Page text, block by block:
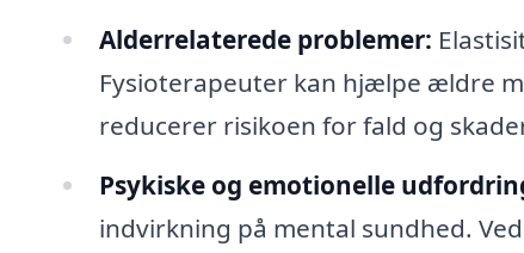
Alderrelaterede problemer:
Fysioterapeuter kan hjælpe ældre
reducerer risikoen for fald og
Psykiske og emotionelle
indvirkning på mental sundhed.